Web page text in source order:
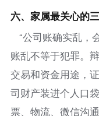
六、家属最关心的
“公司账确实乱，
账乱不等于犯罪。
交易和资金用途，
司财产装进个人口
票、物流、微信沟